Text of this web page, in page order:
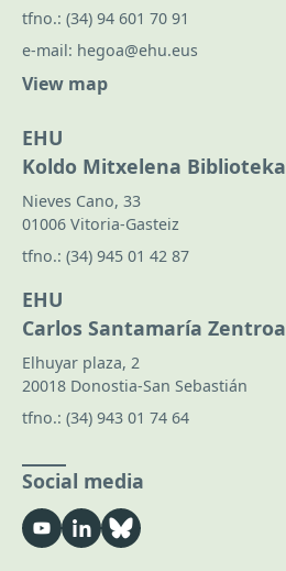
tfno.: (34) 94 601 70 91
e-mail: hegoa@ehu.eus
View map
EHU
Koldo Mitxelena Biblioteka
Nieves Cano, 33
01006 Vitoria-Gasteiz
tfno.: (34) 945 01 42 87
EHU
Carlos Santamaría Zentroa
Elhuyar plaza, 2
20018 Donostia-San Sebastián
tfno.: (34) 943 01 74 64
Social media